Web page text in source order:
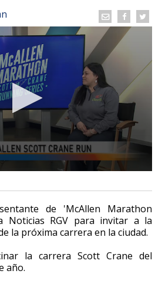
de 'McAllen Marathon
Noticias RGV para invitar a la
la próxima carrera en la ciudad.
la carrera Scott Crane del
año.